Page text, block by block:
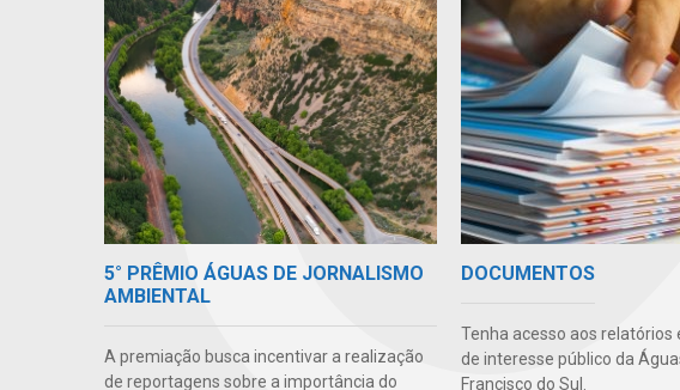
5° PRÊMIO ÁGUAS DE JORNALISMO
AMBIENTAL
A premiação busca incentivar a realização
de reportagens sobre a importância do
DOCUMENTOS
Tenha acesso aos relatórios
de interesse público da
Francisco do Sul.